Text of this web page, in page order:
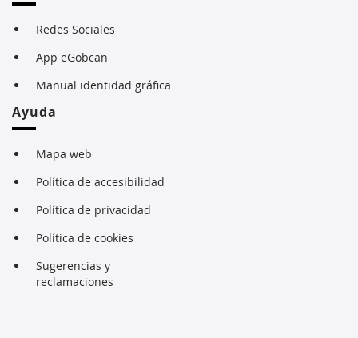
Redes Sociales
App eGobcan
Manual identidad gráfica
Ayuda
Mapa web
Política de accesibilidad
Política de privacidad
Política de cookies
Sugerencias y
reclamaciones